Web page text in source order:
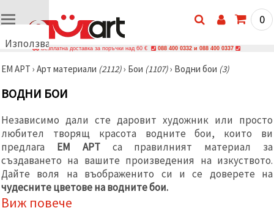
Използваме
🍪
бисквитки
и подобни
за да
осигурим
работа на
сайта, да
подобрим
твоето
изживяване
и, с твое
съгласие,
0
Безплатна доставка за поръчки над 60 € 088 400 0332 и 088 400 0337
ЕМ АРТ › Арт материали (2112)› Бои (1107)› Водни бои (3)
ВОДНИ БОИ
Независимо дали сте даровит художник или просто
любител творящ красота водните бои, които ви
предлага ЕМ АРТса правилният материал за
създаването на вашите произведения на изкуството.
Дайте воля на въображенито си и се доверете на
чудесните цветове на водните бои.
Виж повече